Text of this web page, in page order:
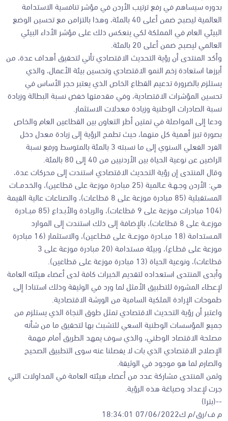
بدوره سيساهم في رفع ترتيب الأردن في مؤشر تنافسية الاستدامة
العالمية ليصبح ضمن أعلى 40 بالمئة، وهذا بالتزامن مع تحسين الوضع
البيئي العام في المملكة لكي ينعكس ذلك على مؤشر الأداء البيئي
العالمي ليصبح ضمن أعلى 20 بالمئة.
وأكد المنتدى أن رؤية التحديث الاقتصادي تأتي لتحقيق أهداف عدة، من
أبرزها استعادة زخم النمو الاقتصادي وتحسين بيئة الأعمال، والذي
يستلزم بالضرورة تدعيم القطاع الخاص الذي يعتبر حجر الأساس في
تحسين المؤشرات الاقتصادية، وفي مقدمتها خفض نسبة البطالة وزيادة
نسبة الصادرات الوطنية وزيادة معدلات الاستثمار.
ودعا إلى المواصلة في تمتين أطر التعاون بين القطاعين العام والخاص
بصورة تبرز أهمية كل منهما، حيث تطمح الرؤية إلى زيادة معدل دخل
الفرد الفعلي السنوي إلى ما نسبته 3 بالمئة بالمتوسط ورفع نسبة
الراضين عن نوعية الحياة بين الأردنيين من 40 إلى 80 بالمئة.
وقال المنتدى إن رؤية التحديث الاقتصادي استندت إلى محركات عدة،
هي: الأردن وجـهـة عـالمية (25 مبادرة موزعة على قطاعين)، والخدمــات
المستقبلية (85 مبادرة موزعة على 8 قطاعات)، والصناعات عالية القيمة
(104 مبادرات موزعة على 9 قطاعات)، والريـادة والأبـداع (85 مبــادرة
موزعــة على 8 قطاعات)، بالإضافة إلى ذلك استندت إلى الموارد
المـستدامة (18 مبــادرة موزعــة على قطـاعين)، والاستثمار (16 مبادرة
موزعة على قطـاع)، وبيئة مستدامة (20 مبادرة موزعة على 3
قطاعات)، ونوعية الحياة (13 مبادرة موزعة على قطاعين).
وأبدى المنتدى استعداده لتقديم الخبرات كافة لدى أعضاء هيئته العامة
لإعطاء المشورة للتطبيق الأمثل لما ورد في الوثيقة وذلك استنادا إلى
طموحات الإرادة الملكية السامية من الورشة الاقتصادية.
واعتبر أن رؤية التحديث الاقتصادي تمثل طوق النجاة الذي يستلزم من
جميع المؤسسات الوطنية السعي للتشبث بها لتحقيق ما من شأنه
مصلحة الاقتصاد الوطني، والذي سوف يمهد الطريق أمام مهمة
الإصلاح الاقتصادي الذي بات لا يفصلنا عنه سوى التطبيق الصحيح
والصارم لما هو موجود في الوثيقة.
وثمن المنتدى مشاركة عدد من أعضاء هيئته العامة في المداولات التي
جرت لإعداد وصياغة هذه الرؤية.
--(بترا)
م ف/رق/م ك07/06/2022 18:34:01